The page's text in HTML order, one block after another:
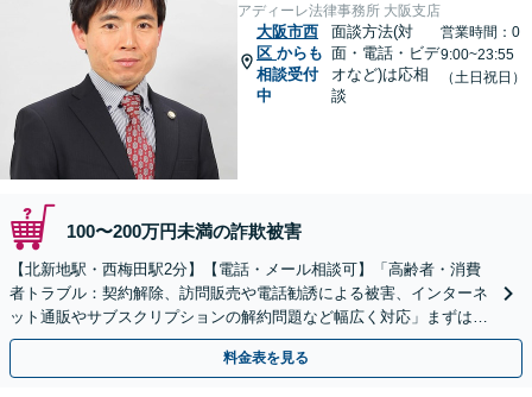
アディーレ法律事務所 大阪支店
大阪市西
区 からも
相談受付
中
面談方法(対
面・電話・ビデ
オなど)は応相
談
営業時間：0
9:00~23:55
（土日祝日）
100〜200万円未満の詐欺被害
【北新地駅・西梅田駅2分】【電話・メール相談可】「高齢者・消費
者トラブル：契約解除、訪問販売や電話勧誘による被害、インターネ
ット通販やサブスクリプションの解約問題など幅広く対応」まずは一
度ご相談ください【休日・夜間相談可】
料金表を見る